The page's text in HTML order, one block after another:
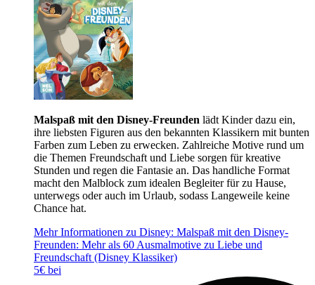
Malspaß mit den Disney-Freunden lädt Kinder dazu ein,
ihre liebsten Figuren aus den bekannten Klassikern mit bunten
Farben zum Leben zu erwecken. Zahlreiche Motive rund um
die Themen Freundschaft und Liebe sorgen für kreative
Stunden und regen die Fantasie an. Das handliche Format
macht den Malblock zum idealen Begleiter für zu Hause,
unterwegs oder auch im Urlaub, sodass Langeweile keine
Chance hat.
Mehr Informationen zu Disney: Malspaß mit den Disney-
Freunden: Mehr als 60 Ausmalmotive zu Liebe und
Freundschaft (Disney Klassiker)
5€ bei